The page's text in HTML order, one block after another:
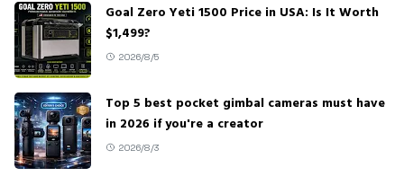
Goal Zero Yeti 1500 Price in USA: Is It Worth
$1,499?
2026/8/5
Top 5 best pocket gimbal cameras must have
in 2026 if you're a creator
2026/8/3